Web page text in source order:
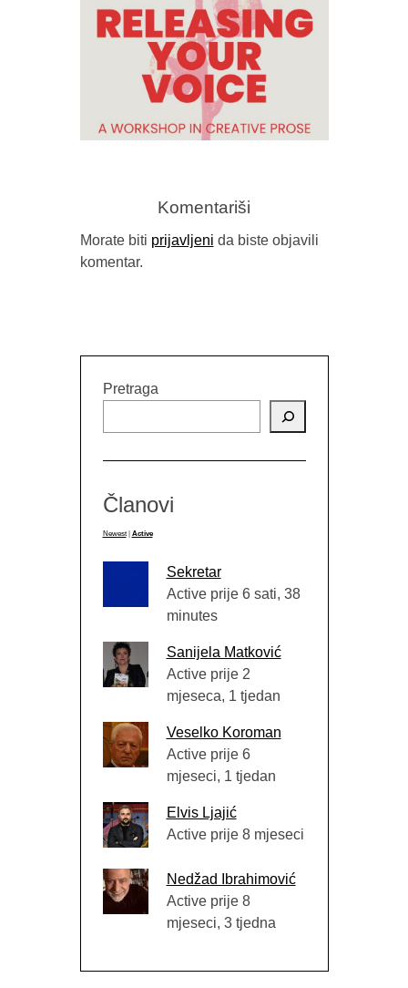
Komentariši
Morate biti prijavljeni da biste objavili
komentar.
Pretraga
Članovi
Newest Active
Sekretar
Active prije 6 sati, 38
minutes
Sanijela Matković
Active prije 2
mjeseca, 1 tjedan
Veselko Koroman
Active prije 6
mjeseci, 1 tjedan
Elvis Ljajić
Active prije 8 mjeseci
Nedžad Ibrahimović
Active prije 8
mjeseci, 3 tjedna